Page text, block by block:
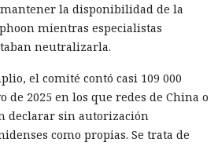
la disponibilidad de la
mientras especialistas
neutralizarla.
el comité contó casi 109 000
de 2025 en los que redes de China o
declarar sin autorización
como propias. Se trata de